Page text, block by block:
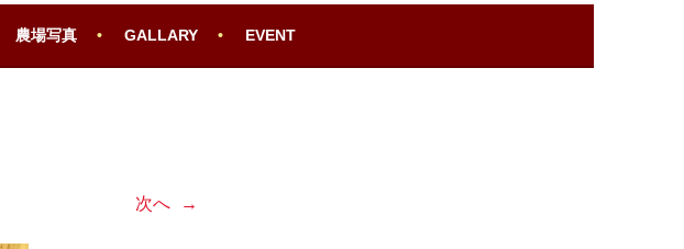
農場写真 GALLARY EVENT
次へ